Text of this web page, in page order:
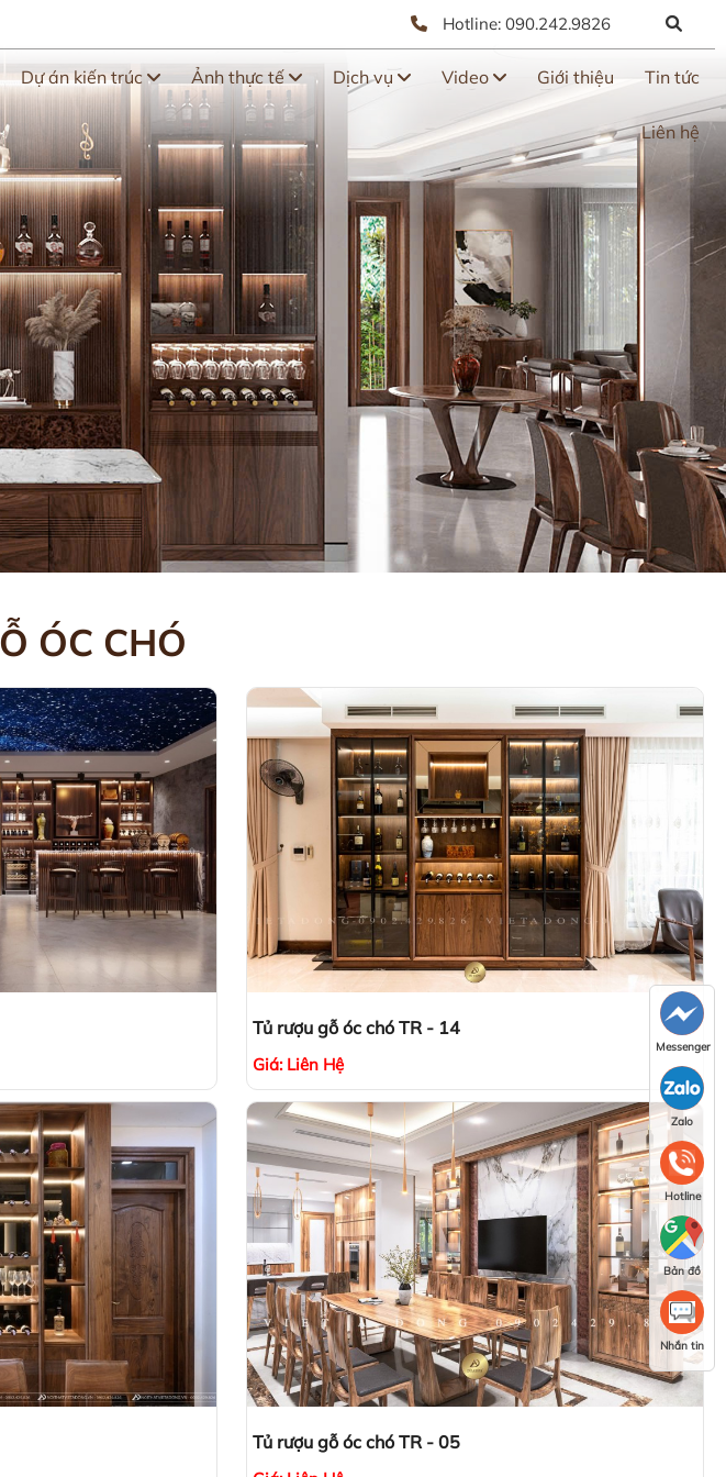
Hotline: 090.242.9826
Dự án kiến trúc Ảnh thực tế Dịch vụ Video Giới thiệu Tin tức
Liên hệ
ÓC CHÓ
Tủ rượu gỗ óc chó TR - 14
Giá: Liên Hệ
Tủ rượu gỗ óc chó TR - 05
Messenger
Zalo
Hotline
Bản đồ
Nhắn tin